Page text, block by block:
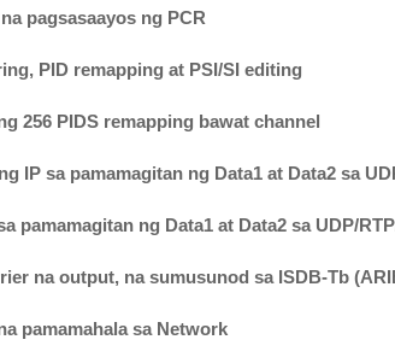
pagsasaayos ng PCR
PID remapping at PSI/SI editing
256 PIDS remapping bawat channel
IP sa pamamagitan ng Data1 at Data2 sa
pamamagitan ng Data1 at Data2 sa UDP/
na output, na sumusunod sa ISDB-Tb
pamamahala sa Network